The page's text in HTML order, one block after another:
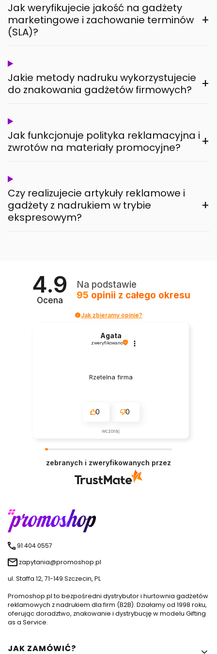
Jak weryfikujecie jakość na gadżety
marketingowe i zachowanie terminów
(SLA)?
+
Jakie metody nadruku wykorzystujecie
do znakowania gadżetów firmowych?
+
Jak funkcjonuje polityka reklamacyjna i
zwrotów na materiały promocyjne?
+
Czy realizujecie artykuły reklamowe i
gadżety z nadrukiem w trybie
ekspresowym?
+
4.9
Ocena
Na podstawie
95 opinii z całego okresu
Jak zbieramy opinie?
Agata
zweryfikowano
Rzetelna firma
0 0
wczoraj
zebranych i zweryfikowanych przez
91 404 0557
zapytania@promoshop.pl
ul. Staffa 12, 71-149 Szczecin, PL
Promoshop.pl to bezpośredni dystrybutor i hurtownia gadżetów
reklamowych z nadrukiem dla firm (B2B). Działamy od 1998 roku,
oferując doradztwo, znakowanie i dystrybucję w modelu Gifting
as a Service.
Linki w stopce
JAK ZAMÓWIĆ?